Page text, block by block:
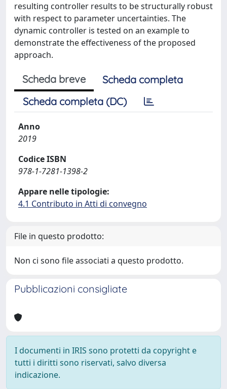
resulting controller results to be structurally robust
with respect to parameter uncertainties. The
dynamic controller is tested on an example to
demonstrate the effectiveness of the proposed
approach.
Scheda breve
Scheda completa
Scheda completa (DC)
Anno
2019
Codice ISBN
978-1-7281-1398-2
Appare nelle tipologie:
4.1 Contributo in Atti di convegno
File in questo prodotto:
Non ci sono file associati a questo prodotto.
Pubblicazioni consigliate
I documenti in IRIS sono protetti da copyright e
tutti i diritti sono riservati, salvo diversa
indicazione.